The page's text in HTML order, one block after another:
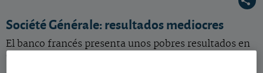
Société Générale: resultados mediocres
El banco francés presenta unos pobres resultados en